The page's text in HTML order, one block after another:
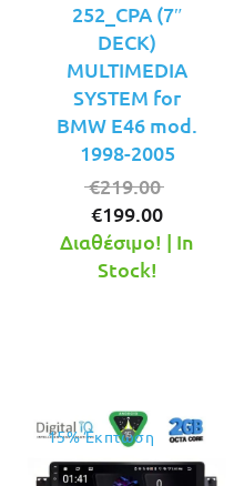
252_CPA (7″
DECK)
MULTIMEDIA
SYSTEM for
BMW E46 mod.
1998-2005
€219.00
was:
€199.00
τρέχουσα
Διαθέσιμο! | In
Stock!
15% Έκπτωση